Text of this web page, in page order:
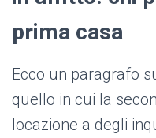
prima casa
Ecco un paragrafo
quello in cui la
locazione a degli